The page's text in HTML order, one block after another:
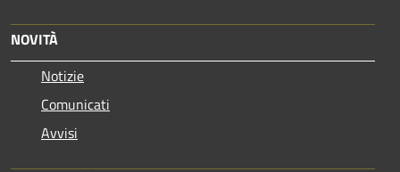
NOVITÀ
Notizie
Comunicati
Avvisi